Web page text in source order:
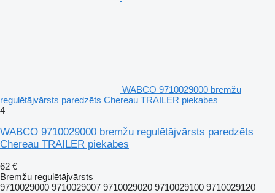
WABCO 9710029000 bremžu
regulētājvārsts paredzēts Chereau TRAILER piekabes
4
WABCO 9710029000 bremžu regulētājvārsts paredzēts
Chereau TRAILER piekabes
62 €
Bremžu regulētājvārsts
9710029000 9710029007 9710029020 9710029100 9710029120